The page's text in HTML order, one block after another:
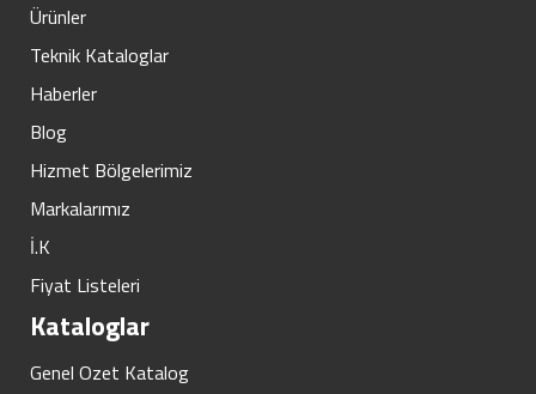
Ürünler
Teknik Kataloglar
Haberler
Blog
Hizmet Bölgelerimiz
Markalarımız
İ.K
Fiyat Listeleri
Kataloglar
Genel Ozet Katalog